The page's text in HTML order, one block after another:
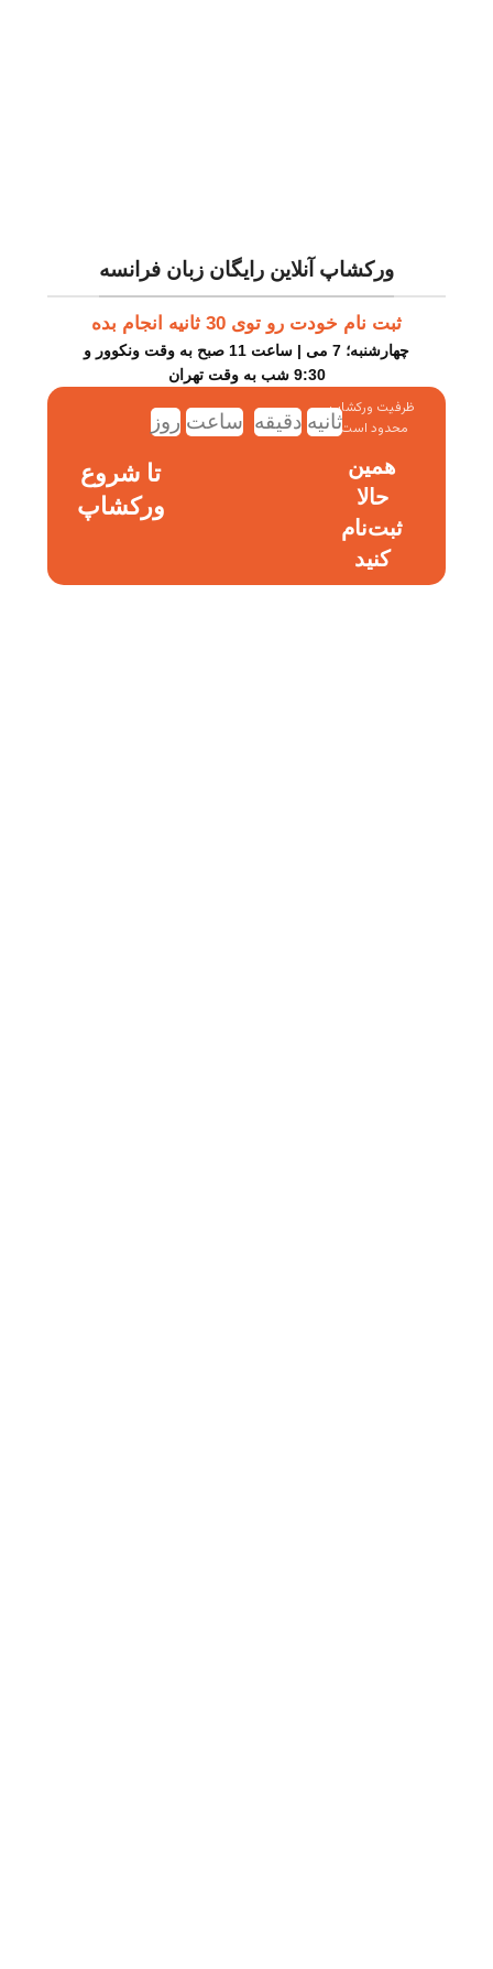
ورکشاپ آنلاین رایگان زبان فرانسه
ثبت نام خودت رو توی 30 ثانیه انجام بده
چهارشنبه؛ 7 می | ساعت 11 صبح به وقت ونکوور و
9:30 شب به وقت تهران
ظرفیت ورکشاپ
محدود است!
همین
حالا
ثبت‌نام
کنید​
روز ساعت دقیقه ثانیه
تا شروع
ورکشاپ